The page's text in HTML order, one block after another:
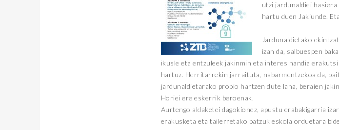
utzi jardunaldiei
hartu duen Jakiunde.
Jardunaldietako
izan da, salbuespen
ikusle eta entzuleek jakinmin eta interes handia
hartuz. Herritarrekin jarraituta, nabarmentzekoa da,
jardunaldietarako propio hartzen dute lana, beraien
Horiei ere eskerrik beroenak.
Aurtengo aldaketei dagokionez, apustu erabakigarria
erakusketa eta tailerretako batzuk eskola orduetara